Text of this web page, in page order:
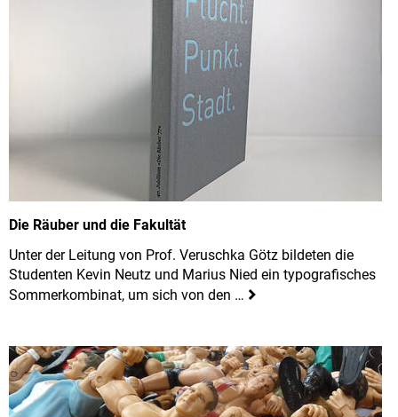
Die Räuber und die Fakultät
Unter der Leitung von Prof. Veruschka Götz bildeten die
Studenten Kevin Neutz und Marius Nied ein typografisches
Sommerkombinat, um sich von den …